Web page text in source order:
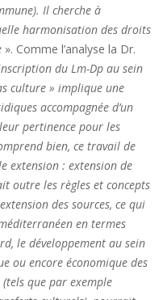
Il cherche à
harmonisation des droits
». Comme l’analyse la Dr.
du Lm-Dp au sein
culture » implique une
accompagnée d’un
pertinence pour les
bien, ce travail de
extension : extension de
outre les règles et concepts
des sources, ce qui
en termes
le développement au sein
ou encore économique des
que par exemple